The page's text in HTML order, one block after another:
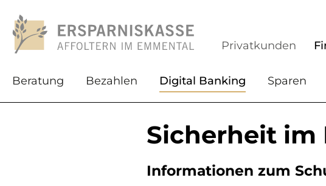
Privatkunden
Beratung Bezahlen Digital Banking Sparen
Sicherheit im
Informationen zum